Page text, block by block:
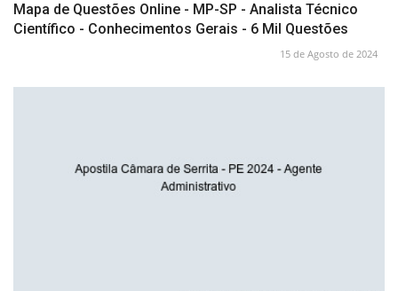
Mapa de Questões Online - MP-SP - Analista Técnico
Científico - Conhecimentos Gerais - 6 Mil Questões
15 de Agosto de 2024